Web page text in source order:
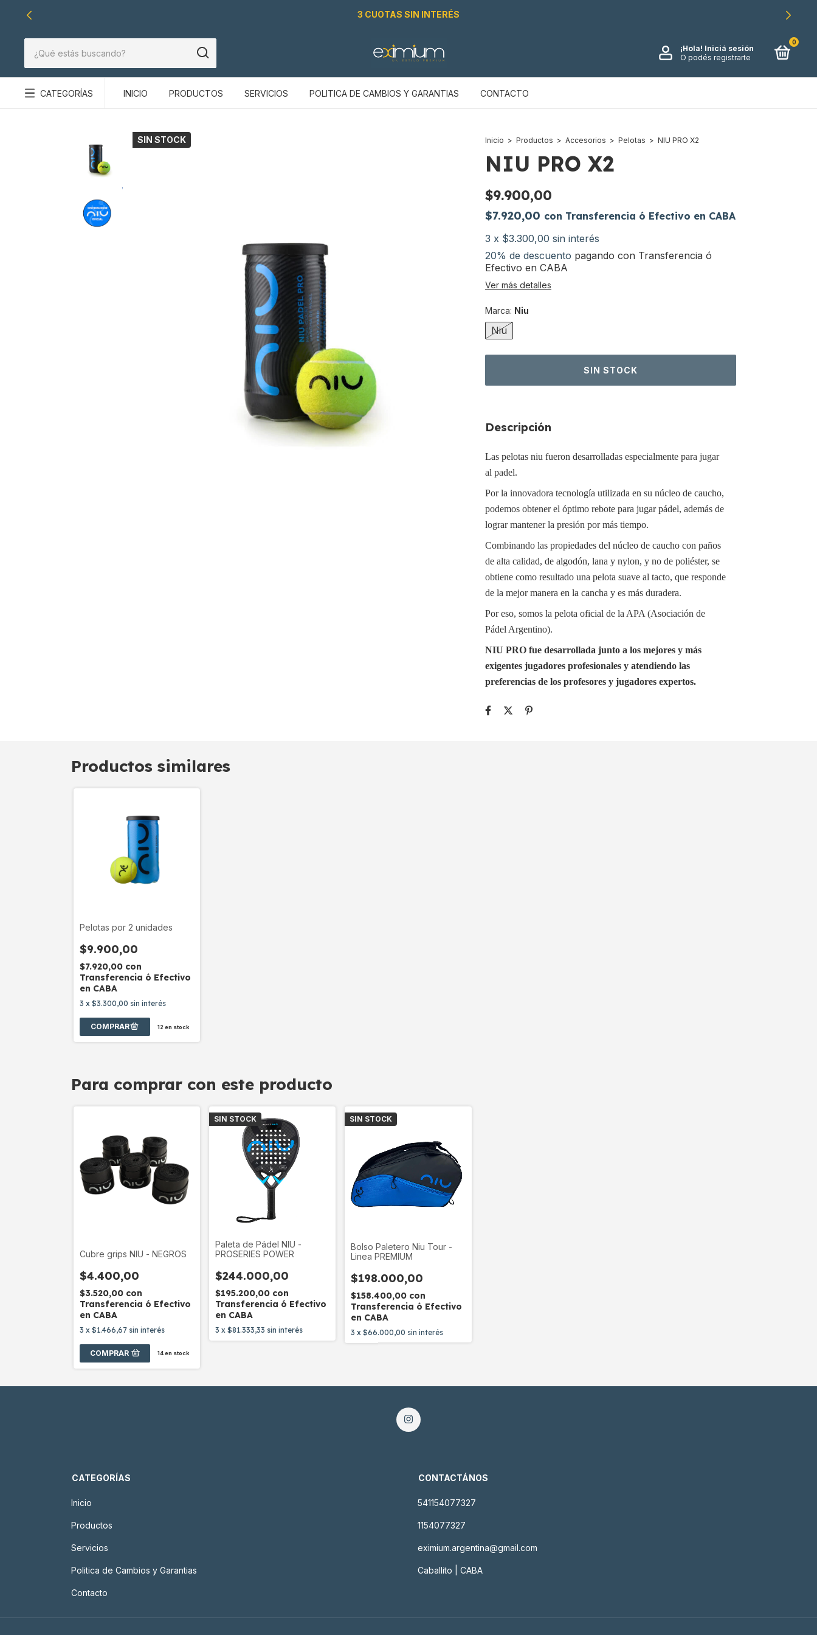
3 CUOTAS SIN INTERÉS
¡Hola! Iniciá sesión
O podés registrarte
0
CATEGORÍAS INICIO PRODUCTOS SERVICIOS POLITICA DE CAMBIOS Y GARANTIAS CONTACTO
SIN STOCK Inicio > Productos > Accesorios > Pelotas > NIU PRO X2
NIU PRO X2
$9.900,00
$7.920,00 con Transferencia ó Efectivo en CABA
3 x $3.300,00 sin interés
20% de descuento pagando con Transferencia ó
Efectivo en CABA
Ver más detalles
Marca: Niu
Niu
Descripción
Las pelotas niu fueron desarrolladas especialmente para jugar
al padel.
Por la innovadora tecnología utilizada en su núcleo de caucho,
podemos obtener el óptimo rebote para jugar pádel, además de
lograr mantener la presión por más tiempo.
Combinando las propiedades del núcleo de caucho con paños
de alta calidad, de algodón, lana y nylon, y no de poliéster, se
obtiene como resultado una pelota suave al tacto, que responde
de la mejor manera en la cancha y es más duradera.
Por eso, somos la pelota oficial de la APA (Asociación de
Pádel Argentino).
NIU PRO fue desarrollada junto a los mejores y más
exigentes jugadores profesionales y atendiendo las
preferencias de los profesores y jugadores expertos.
Productos similares
Pelotas por 2 unidades
$9.900,00
$7.920,00 con
Transferencia ó Efectivo
en CABA
3 x $3.300,00 sin interés
12 en stock
Para comprar con este producto
Cubre grips NIU - NEGROS
$4.400,00
$3.520,00 con
Transferencia ó Efectivo
en CABA
3 x $1.466,67 sin interés
COMPRAR 14en stock
SIN STOCK
Paleta de Pádel NIU -
PROSERIES POWER
$244.000,00
$195.200,00 con
Transferencia ó Efectivo
en CABA
3 x$81.333,33 sin interés
SIN STOCK
Bolso Paletero Niu Tour -
Linea PREMIUM
$198.000,00
$158.400,00 con
Transferencia ó Efectivo
en CABA
3 x$66.000,00 sin interés
CATEGORÍAS
Inicio
Productos
Servicios
Politica de Cambios y Garantias
Contacto
CONTACTÁNOS
541154077327
1154077327
eximium.argentina@gmail.com
Caballito | CABA